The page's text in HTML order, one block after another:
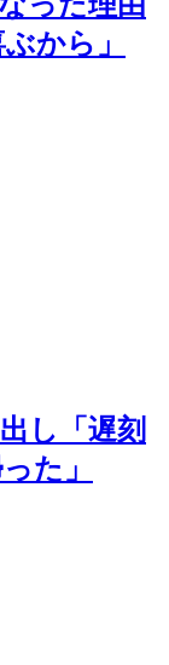
から」
し「遅刻
た」